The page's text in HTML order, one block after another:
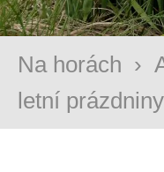
Na horách ›
letní